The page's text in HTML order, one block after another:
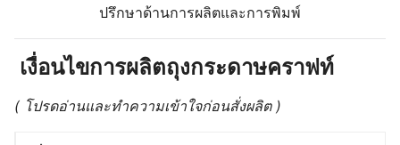
ปรึกษาด้านการผลิตและการพิมพ์
เงื่อนไขการผลิตถุงกระดาษคราฟท์
( โปรดอ่านและทำความเข้าใจก่อนสั่งผลิต )